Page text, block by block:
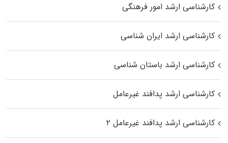
کارشناسی ارشد امور فرهنگی
کارشناسی ارشد ایران شناسی
کارشناسی ارشد باستان شناسی
کارشناسی ارشد پدافند غیرعامل
کارشناسی ارشد پدافند غیرعامل ۲